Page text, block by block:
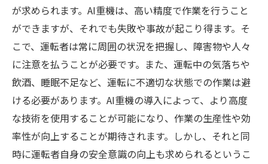
が求められます。AI重機は、高い精度で作業を行うこと
ができますが、それでも失敗や事故が起こり得ます。そ
こで、運転者は常に周囲の状況を把握し、障害物や人々
に注意を払うことが必要です。また、運転中の気落ちや
飲酒、睡眠不足など、運転に不適切な状態での作業は避
ける必要があります。AI重機の導入によって、より高度
な技術を使用することが可能になり、作業の生産性や効
率性が向上することが期待されます。しかし、それと同
時に運転者自身の安全意識の向上も求められるというこ